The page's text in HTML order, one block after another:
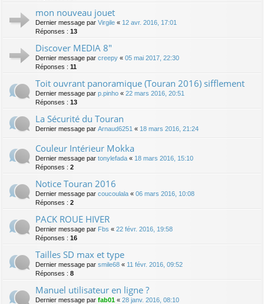
mon nouveau jouet
Dernier message par Virgile « 12 avr. 2016, 17:01
Réponses : 13
Discover MEDIA 8"
Dernier message par creepy « 05 mai 2017, 22:30
Réponses : 11
Toit ouvrant panoramique (Touran 2016) sifflement
Dernier message par p.pinho « 22 mars 2016, 20:51
Réponses : 13
La Sécurité du Touran
Dernier message par Arnaud6251 « 18 mars 2016, 21:24
Couleur Intérieur Mokka
Dernier message par tonylefada « 18 mars 2016, 15:10
Réponses : 2
Notice Touran 2016
Dernier message par coucoulala « 06 mars 2016, 10:08
Réponses : 2
PACK ROUE HIVER
Dernier message par Fbs « 22 févr. 2016, 19:58
Réponses : 16
Tailles SD max et type
Dernier message par smile68 « 11 févr. 2016, 09:52
Réponses : 8
Manuel utilisateur en ligne ?
Dernier message par fab01 « 28 janv. 2016, 08:10